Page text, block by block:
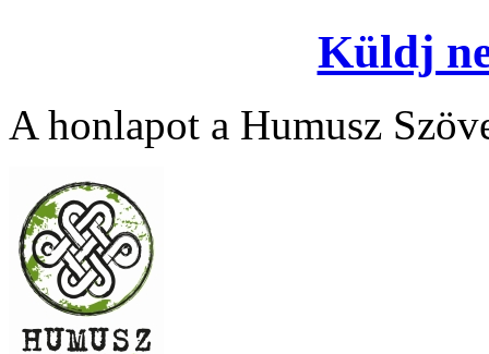
Küldj
A honlapot a Humusz